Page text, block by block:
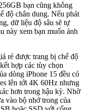
bạn cũng không
độ chân dung. Nếu phát
dữ liệu độ sâu sẽ tự
này xem bạn muốn ảnh
rẻ được trang bị chế độ
hợp các tùy chọn
dòng iPhone 15 đều có
lên tới 4K 60Hz nhưng
hơn trong hậu kỳ. Nhờ
vào bộ nhớ trong của